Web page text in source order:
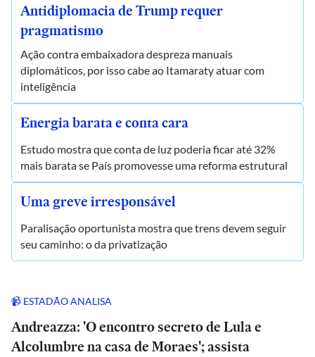
Antidiplomacia de Trump requer
pragmatismo
Ação contra embaixadora despreza manuais
diplomáticos, por isso cabe ao Itamaraty atuar com
inteligência
Energia barata e conta cara
Estudo mostra que conta de luz poderia ficar até 32%
mais barata se País promovesse uma reforma estrutural
Uma greve irresponsável
Paralisação oportunista mostra que trens devem seguir
seu caminho: o da privatização
📹 ESTADÃO ANALISA
Andreazza: 'O encontro secreto de Lula e
Alcolumbre na casa de Moraes'; assista